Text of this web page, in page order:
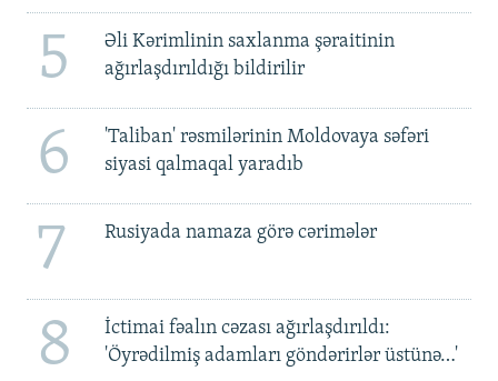
5
Əli Kərimlinin saxlanma şəraitinin
ağırlaşdırıldığı bildirilir
6
'Taliban' rəsmilərinin Moldovaya səfəri
siyasi qalmaqal yaradıb
7 Rusiyada namaza görə cərimələr
8
İctimai fəalın cəzası ağırlaşdırıldı:
'Öyrədilmiş adamları göndərirlər üstünə…'